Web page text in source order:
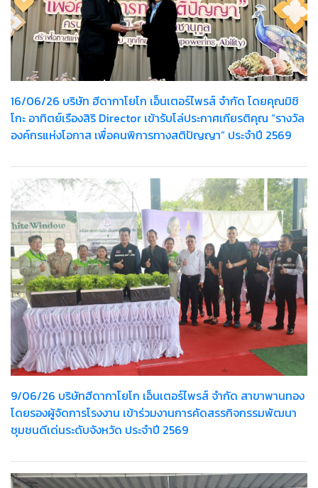
16/06/26 บริษัท ฮีดากาโยโก เอ็นเตอร์ไพรส์ จำกัด โดยคุณมิชิ
โกะ อาทิตย์เรืองสิริ Director เข้ารับโล่ประกาศเกียรติคุณ “รางวัล
องค์กรแห่งโอกาส เพื่อคนพิการทางสติปัญญา” ประจำปี 2569
9/06/26 บริษัทฮีดากาโยโก เอ็นเตอร์ไพรส์ จำกัด สาขาพานทอง
โดยรองผู้จัดการโรงงาน เข้าร่วมงานการคัดสรรกิจกรรมพัฒนา
ชุมชนดีเด่นระดับจังหวัด ประจำปี 2569